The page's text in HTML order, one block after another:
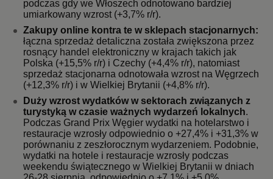
podczas gdy we Włoszech odnotowano bardziej
umiarkowany wzrost (+3,7% r/r).
Zakupy online kontra te w sklepach stacjonarnych:
łączna sprzedaż detaliczna została zwiększona przez
rosnący handel elektroniczny w krajach takich jak
Polska (+15,5% r/r) i Czechy (+4,4% r/r), natomiast
sprzedaż stacjonarna odnotowała wzrost na Węgrzech
(+12,3% r/r) i w Wielkiej Brytanii (+4,8% r/r).
Duży wzrost wydatków w sektorach związanych z
turystyką w czasie ważnych wydarzeń lokalnych.
Podczas Grand Prix Węgier wydatki na hotelarstwo i
restauracje wzrosły odpowiednio o +27,4% i +31,3% w
porównaniu z zeszłorocznym wydarzeniem. Podobnie,
wydatki na hotele i restauracje wzrosły podczas
weekendu świątecznego w Wielkiej Brytanii w dniach